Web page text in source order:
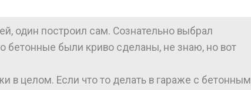
один построил сам. Сознательно выбрал
были криво сделаны, не знаю, но вот
в целом. Если что то делать в гараже с бетонным